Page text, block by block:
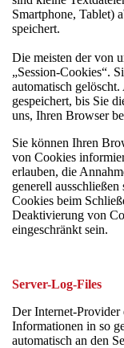
Smartphone, Tablet)
speichert.
Die meisten der von
„Session-Cookies“.
automatisch
gespeichert, bis Sie
uns, Ihren Browser
Sie können Ihren
von Cookies
erlauben, die
generell
Cookies beim
Deaktivierung von
eingeschränkt sein.
Server-Log-Files
Der Internet-Provider
Informationen in so
automatisch an den